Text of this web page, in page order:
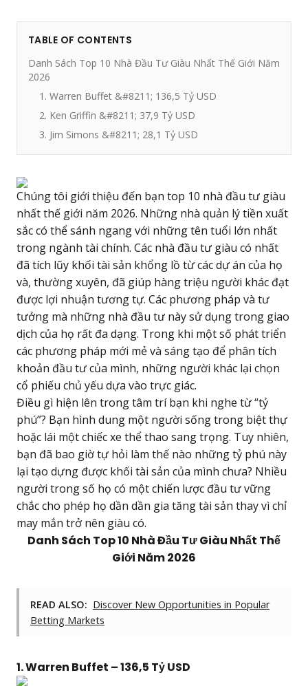
TABLE OF CONTENTS
Danh Sách Top 10 Nhà Đầu Tư Giàu Nhất Thế Giới Năm
2026
1. Warren Buffet &#8211; 136,5 Tỷ USD
2. Ken Griffin &#8211; 37,9 Tỷ USD
3. Jim Simons &#8211; 28,1 Tỷ USD
Chúng tôi giới thiệu đến bạn top 10 nhà đầu tư giàu
nhấtthế giới năm 2026. Những nhà quản lý tiền xuất
sắc có thể sánh ngang với những tên tuổi lớn nhất
trong ngành tài chính. Các nhà đầu tư giàu có nhất
đã tích lũy khối tài sản khổng lồ từ các dự án của họ
và, thường xuyên, đã giúp hàng triệu người khác đạt
được lợi nhuận tương tự. Các phương pháp và tư
tưởng mà những nhà đầu tư này sử dụng trong giao
dịch của họ rất đa dạng. Trong khi một số phát triển
các phương pháp mới mẻ và sáng tạo để phân tích
khoản đầu tư của mình, những người khác lại chọn
cổ phiếu chủ yếu dựa vào trực giác.
Điều gì hiện lên trong tâm trí bạn khi nghe từ “tỷ
phú”? Bạn hình dung một người sống trong biệt thự
hoặc lái một chiếc xe thể thao sang trọng. Tuy nhiên,
bạn đã bao giờ tự hỏi làm thế nào những tỷ phú này
lại tạo dựng được khối tài sản của mình chưa? Nhiều
người trong số họ có một chiến lược đầu tư vững
chắc cho phép họ dần dần gia tăng tài sản thay vì chỉ
may mắn trở nên giàu có.
Danh Sách Top 10 Nhà Đầu Tư Giàu Nhất Thế
Giới Năm 2026
READ ALSO: Discover New Opportunities in Popular
Betting Markets
1. Warren Buffet – 136,5 Tỷ USD